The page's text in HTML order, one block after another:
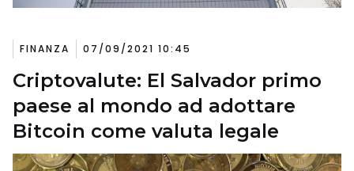
FINANZA 07/09/2021 10:45
Criptovalute: El Salvador primo
paese al mondo ad adottare
Bitcoin come valuta legale